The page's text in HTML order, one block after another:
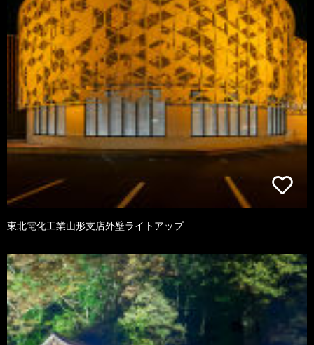
東北電化工業山形支店外壁ライトアップ